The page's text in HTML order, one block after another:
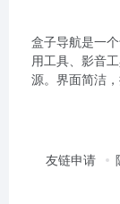
盒子导航是一
用工具、影音
源。界面简洁
友链申请